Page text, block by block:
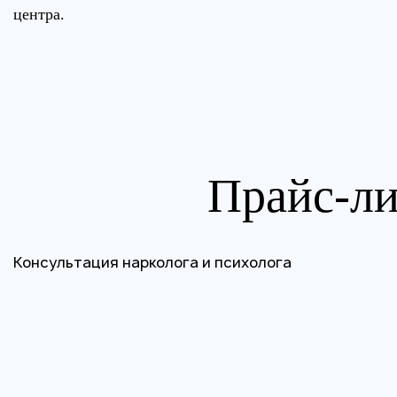
центра.
Прайс-
Консультация нарколога и психолога